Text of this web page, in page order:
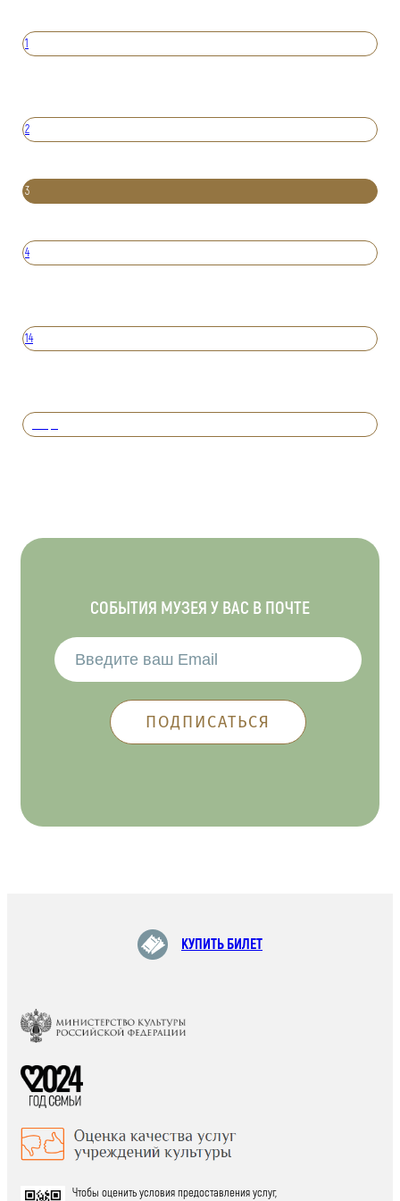
1
2
3
4
14
СОБЫТИЯ МУЗЕЯ У ВАС В ПОЧТЕ
КУПИТЬ БИЛЕТ
Чтобы оценить условия предоставления услуг,